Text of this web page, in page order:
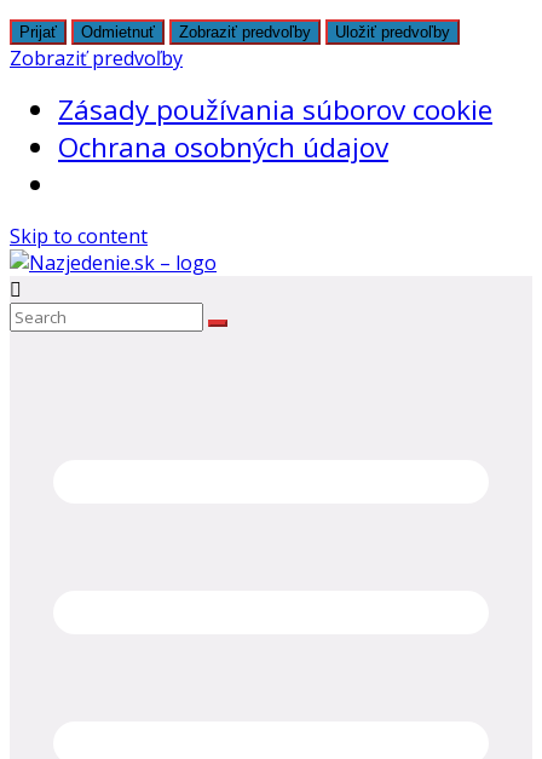
Prijať Odmietnuť Zobraziť predvoľby Uložiť predvoľby
Zobraziť predvoľby
Zásady používania súborov cookie
Ochrana osobných údajov
Skip to content